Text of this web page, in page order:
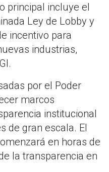
principal incluye el
Ley de Lobby y
incentivo para
industrias,
por el Poder
marcos
institucional
de gran escala. El
en horas de
la transparencia en